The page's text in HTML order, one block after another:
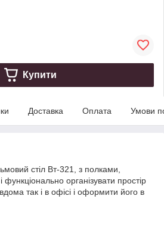
Купити
Доставка Оплата Умови
стіл Вт-321, з полками,
організувати простір
так і в офісі і оформити його в